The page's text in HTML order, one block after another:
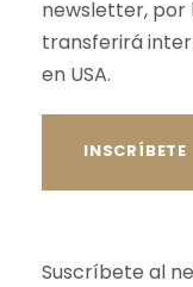
newsletter, por
transferirá
en USA.
Suscríbete al